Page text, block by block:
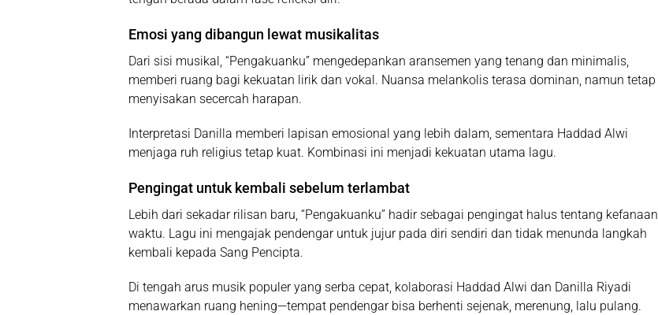
Emosi yang dibangun lewat musikalitas
Dari sisi musikal, “Pengakuanku” mengedepankan aransemen yang tenang dan minimalis,
memberi ruang bagi kekuatan lirik dan vokal. Nuansa melankolis terasa dominan, namun tetap
menyisakan secercah harapan.
Interpretasi Danilla memberi lapisan emosional yang lebih dalam, sementara Haddad Alwi
menjaga ruh religius tetap kuat. Kombinasi ini menjadi kekuatan utama lagu.
Pengingat untuk kembali sebelum terlambat
Lebih dari sekadar rilisan baru, “Pengakuanku” hadir sebagai pengingat halus tentang kefanaan
waktu. Lagu ini mengajak pendengar untuk jujur pada diri sendiri dan tidak menunda langkah
kembali kepada Sang Pencipta.
Di tengah arus musik populer yang serba cepat, kolaborasi Haddad Alwi dan Danilla Riyadi
menawarkan ruang hening—tempat pendengar bisa berhenti sejenak, merenung, lalu pulang.